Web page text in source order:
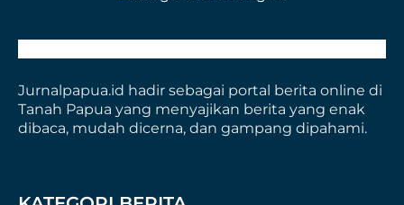
Jurnalpapua.id hadir sebagai portal berita online di
Tanah Papua yang menyajikan berita yang enak
dibaca, mudah dicerna, dan gampang dipahami.